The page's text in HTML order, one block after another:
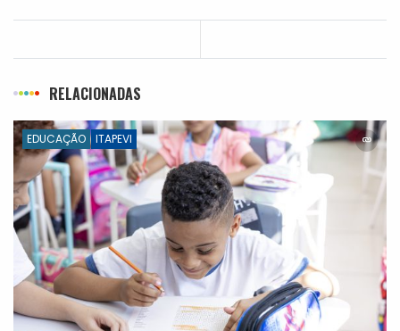
RELACIONADAS
EDUCAÇÃO ITAPEVI